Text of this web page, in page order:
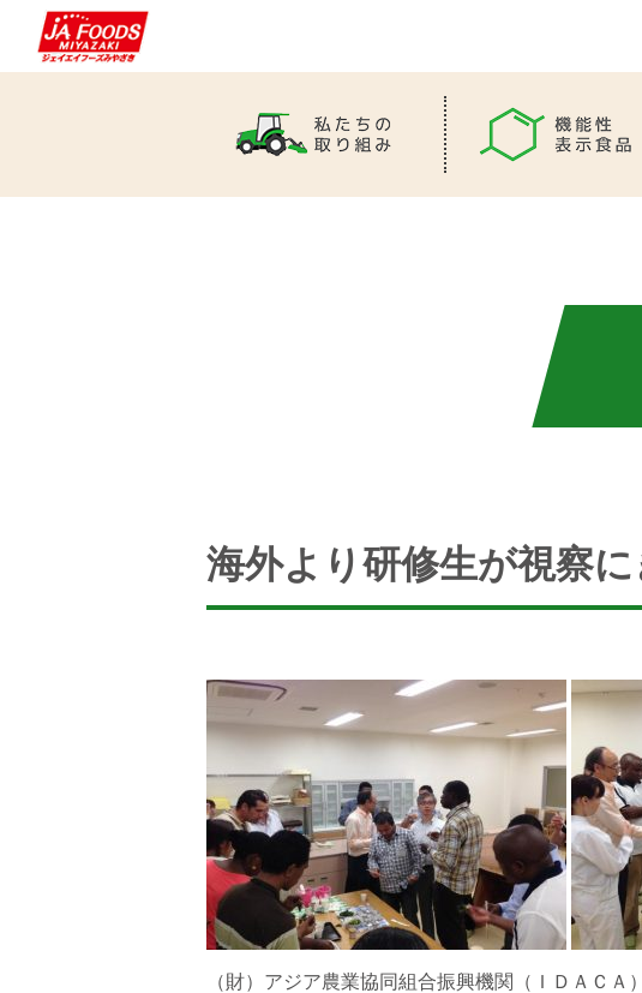
海外より研修生が視察
（財）アジア農業協同組合振興機関（ＩＤＡＣ